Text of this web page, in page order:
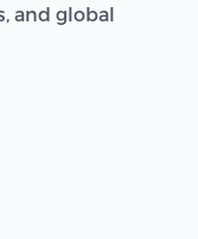
and global